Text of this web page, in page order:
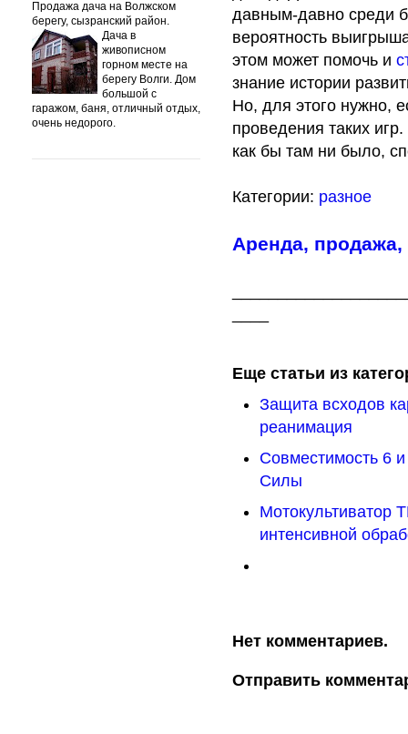
давным-давно среди
вероятность
этом может помочь и
знание истории
Но, для этого нужно,
проведения таких
как бы там ни было,
Категории: разное
Аренда,
Еще статьи из
Защита всходов
реанимация
Совместимость 6
Силы
Мотокультиватор
интенсивной
Нет комментариев.
Отправить
Продажа дача на Волжском
берегу, сызранский район.
Дача в
живописном
горном месте на
берегу Волги. Дом
большой с
гаражом, баня, отличный отдых,
очень недорого.